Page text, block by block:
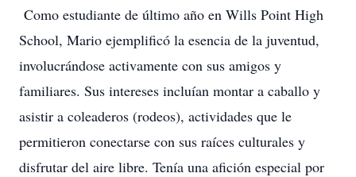
Como estudiante de último año en Wills Point High
School, Mario ejemplificó la esencia de la juventud,
involucrándose activamente con sus amigos y
familiares. Sus intereses incluían montar a caballo y
asistir a coleaderos (rodeos), actividades que le
permitieron conectarse con sus raíces culturales y
disfrutar del aire libre. Tenía una afición especial por